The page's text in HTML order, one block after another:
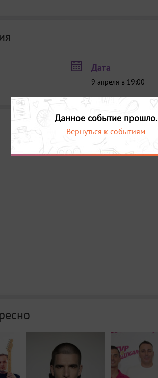
Дата
9 апреля в 19:00
Данное событие прошло.
Вернуться к событиям